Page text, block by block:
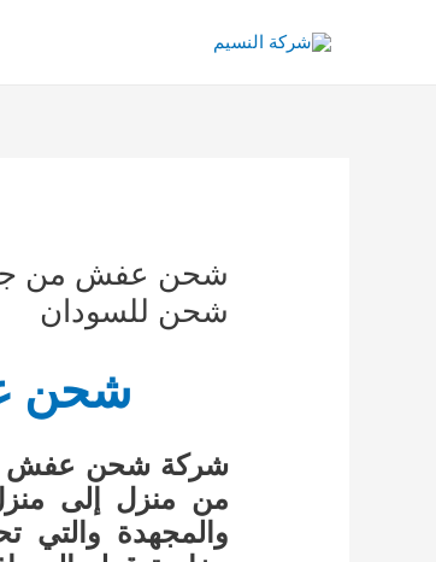
شحن للسودان
شحن
شركة شحن عفش من
من منزل إلى
والمجهدة والتي